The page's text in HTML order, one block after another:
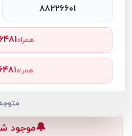
آل این وان اپل
🔔موجود
۸۸۲۲۶۶۰۱
همراه
همراه